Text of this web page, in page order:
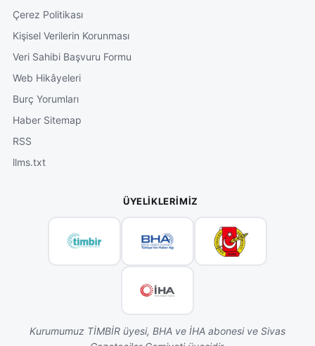
Çerez Politikası
Kişisel Verilerin Korunması
Veri Sahibi Başvuru Formu
Web Hikâyeleri
Burç Yorumları
Haber Sitemap
RSS
llms.txt
ÜYELIKLERIMIZ
Kurumumuz TİMBİR üyesi, BHA ve İHA abonesi ve Sivas